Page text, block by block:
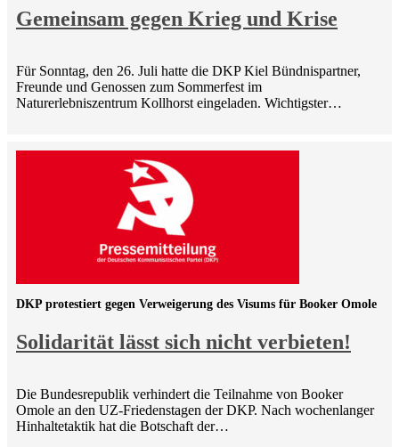
Gemeinsam gegen Krieg und Krise
Für Sonntag, den 26. Juli hatte die DKP Kiel Bündnispartner,
Freunde und Genossen zum Sommerfest im
Naturerlebniszentrum Kollhorst eingeladen. Wichtigster…
Solidarität lässt sich nicht verbieten!
DKP protestiert gegen Verweigerung des Visums für Booker Omole
Die Bundesrepublik verhindert die Teilnahme von Booker
Omole an den UZ-Friedenstagen der DKP. Nach wochenlanger
Hinhaltetaktik hat die Botschaft der…